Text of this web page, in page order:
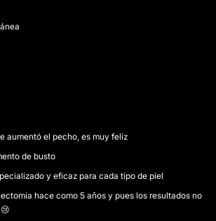
aumentó el pecho, es muy feliz
de busto
y eficaz para cada tipo de piel
hace como 5 años y pues los resultados no